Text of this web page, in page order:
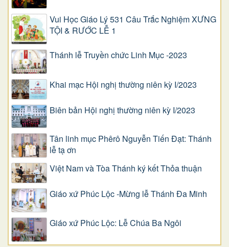
Vui Học Giáo Lý 531 Câu Trắc Nghiệm XƯNG
TỘI & RƯỚC LỄ 1
Thánh lễ Truyền chức Linh Mục -2023
Khai mạc Hội nghị thường niên kỳ I/2023
Biên bản Hội nghị thường niên kỳ I/2023
Tân linh mục Phêrô Nguyễn Tiến Đạt: Thánh
lễ tạ ơn
Việt Nam và Tòa Thánh ký kết Thỏa thuận
Giáo xứ Phúc Lộc -Mừng lễ Thánh Đa Minh
Giáo xứ Phúc Lộc: Lễ Chúa Ba Ngôi